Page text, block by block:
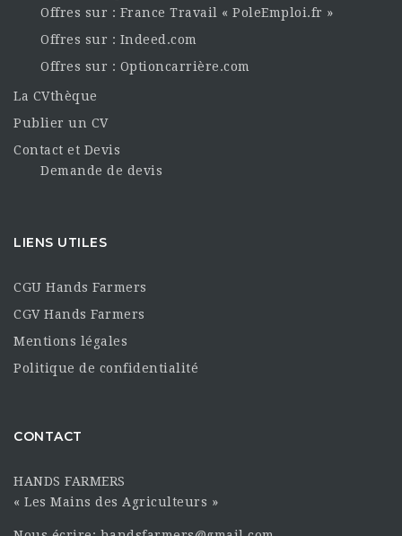
Offres sur : France Travail « PoleEmploi.fr »
Offres sur : Indeed.com
Offres sur : Optioncarrière.com
La CVthèque
Publier un CV
Contact et Devis
Demande de devis
LIENS UTILES
CGU Hands Farmers
CGV Hands Farmers
Mentions légales
Politique de confidentialité
CONTACT
HANDS FARMERS
« Les Mains des Agriculteurs »